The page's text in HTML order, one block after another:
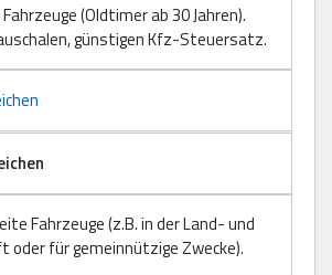
(Oldtimer ab 30 Jahren).
günstigen Kfz-Steuersatz.
Fahrzeuge (z.B. in der Land- und
für gemeinnützige Zwecke).